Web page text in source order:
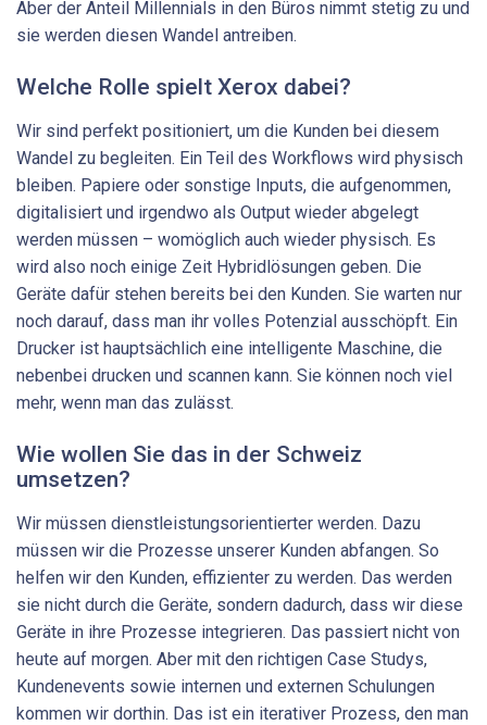
Aber der Anteil Millennials in den Büros nimmt stetig zu und
sie werden diesen Wandel antreiben.
Welche Rolle spielt Xerox dabei?
Wir sind perfekt positioniert, um die Kunden bei diesem
Wandel zu begleiten. Ein Teil des Workflows wird physisch
bleiben. Papiere oder sonstige Inputs, die aufgenommen,
digitalisiert und irgendwo als Output wieder abgelegt
werden müssen – womöglich auch wieder physisch. Es
wird also noch einige Zeit Hybridlösungen geben. Die
Geräte dafür stehen bereits bei den Kunden. Sie warten nur
noch darauf, dass man ihr volles Potenzial ausschöpft. Ein
Drucker ist hauptsächlich eine intelligente Maschine, die
nebenbei drucken und scannen kann. Sie können noch viel
mehr, wenn man das zulässt.
Wie wollen Sie das in der Schweiz
umsetzen?
Wir müssen dienstleistungsorientierter werden. Dazu
müssen wir die Prozesse unserer Kunden abfangen. So
helfen wir den Kunden, effizienter zu werden. Das werden
sie nicht durch die Geräte, sondern dadurch, dass wir diese
Geräte in ihre Prozesse integrieren. Das passiert nicht von
heute auf morgen. Aber mit den richtigen Case Studys,
Kundenevents sowie internen und externen Schulungen
kommen wir dorthin. Das ist ein iterativer Prozess, den man